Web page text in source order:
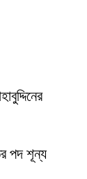
পদ শূন্য